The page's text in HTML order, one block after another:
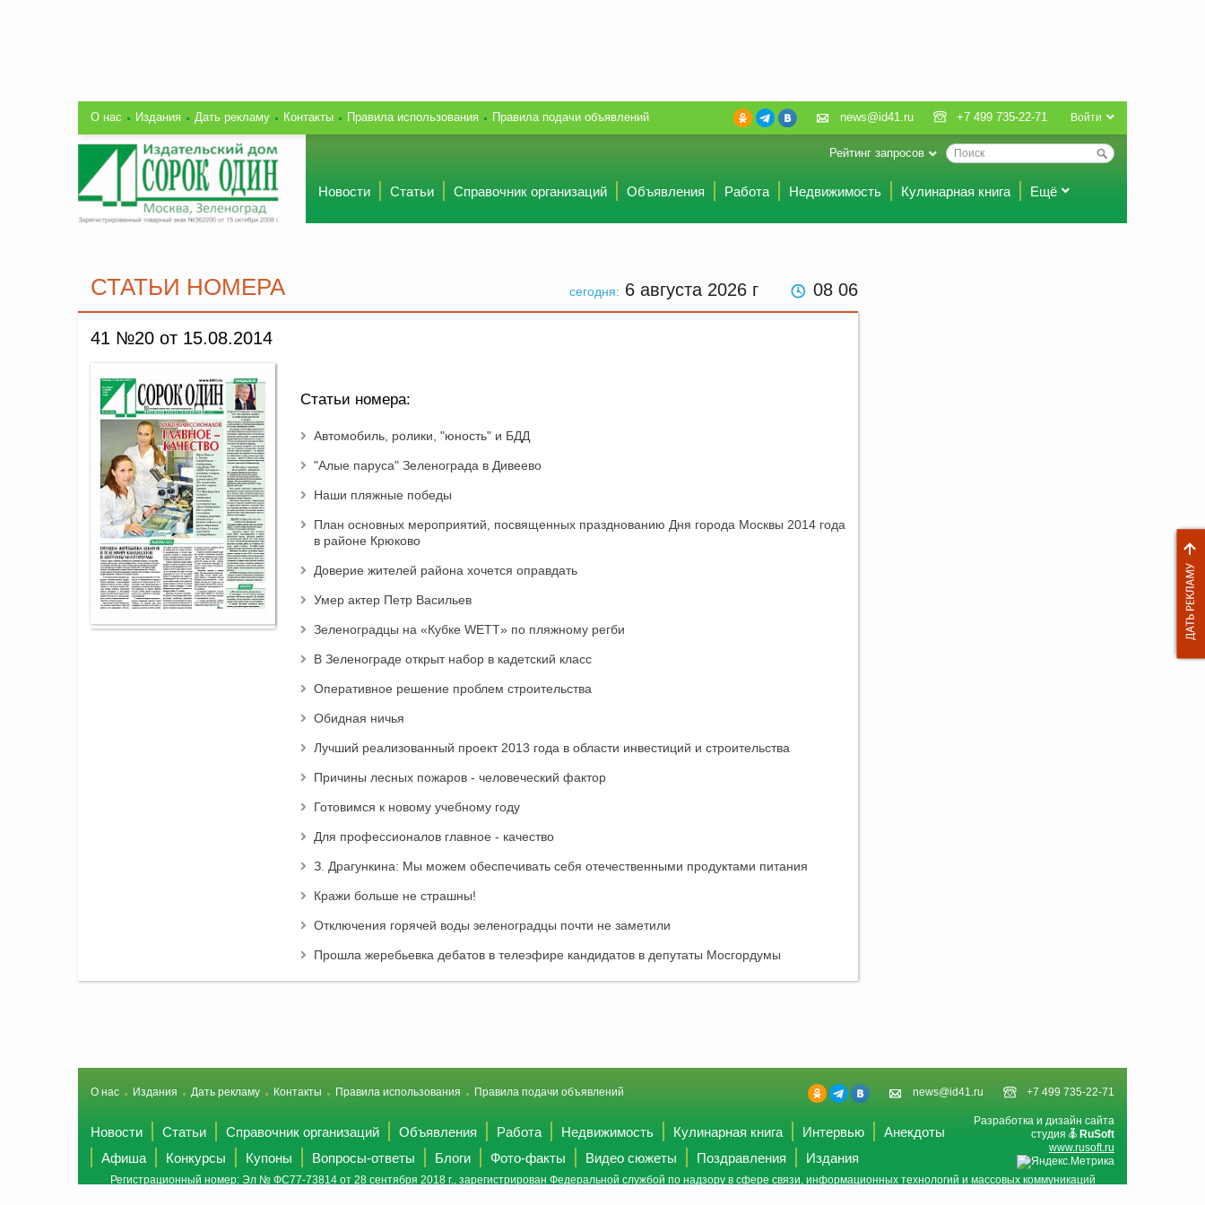
О нас Издания Дать рекламу Контакты Правила использования Правила подачи объявлений Войти
news@id41.ru +7 499 735-22-71
Рейтинг запросов
Новости Статьи Справочник организаций Объявления Работа Недвижимость Кулинарная книга Ещё
сегодня: 6 августа 2026 г 08:06
СТАТЬИ НОМЕРА
41 №20 от 15.08.2014
Статьи номера:
Автомобиль, ролики, "юность" и БДД
"Алые паруса" Зеленограда в Дивеево
Наши пляжные победы
План основных мероприятий, посвященных празднованию Дня города Москвы 2014 года
в районе Крюково
Доверие жителей района хочется оправдать
Умер актер Петр Васильев
Зеленоградцы на «Кубке WETT» по пляжному регби
В Зеленограде открыт набор в кадетский класс
Оперативное решение проблем строительства
Обидная ничья
Лучший реализованный проект 2013 года в области инвестиций и строительства
Причины лесных пожаров - человеческий фактор
Готовимся к новому учебному году
Для профессионалов главное - качество
З. Драгункина: Мы можем обеспечивать себя отечественными продуктами питания
Кражи больше не страшны!
Отключения горячей воды зеленоградцы почти не заметили
Прошла жеребьевка дебатов в телеэфире кандидатов в депутаты Мосгордумы
news@id41.ru +7 499 735-22-71
О нас Издания Дать рекламу Контакты Правила использования Правила подачи объявлений
Разработка и дизайн сайта
студия
RuSoft
www.rusoft.ru
Новости Статьи Справочник организаций Объявления Работа Недвижимость Кулинарная книга Интервью
Анекдоты
Афиша
Конкурсы Купоны Вопросы-ответы Блоги Фото-факты Видео сюжеты Поздравления Издания
Регистрационный номер: Эл № ФС77-73814 от 28 сентября 2018 г., зарегистрирован Федеральной службой по надзору в сфере связи, информационных технологий и массовых коммуникаций